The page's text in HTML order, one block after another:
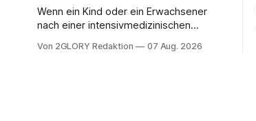
Wenn ein Kind oder ein Erwachsener
nach einer intensivmedizinischen
oder eine engmaschige pflegerische
Von 2GLORY Redaktion 07 Aug. 2026